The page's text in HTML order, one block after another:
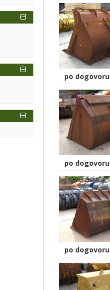
po dogovoru
po dogovoru
po dogovoru